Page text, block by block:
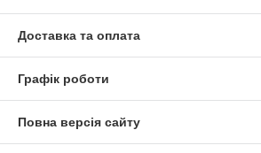
Доставка та оплата
Графік роботи
Повна версія сайту